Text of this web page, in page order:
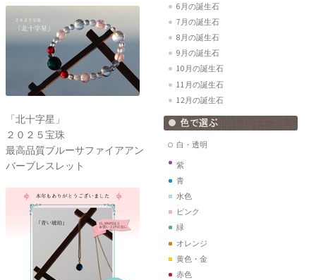
「北十字星」
２０２５宝珠
最高品質ブルーサファイアアン
バーブレスレット
6月の誕生石
7月の誕生石
8月の誕生石
9月の誕生石
10月の誕生石
11月の誕生石
12月の誕生石
白・透明
紫
青
水色
ピンク
緑
オレンジ
黄色・金
赤色